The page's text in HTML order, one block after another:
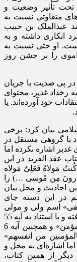
تحت تأثیر وضعیت و
متقاوتی نسبت به
عبدالملک بن حبیب
انکاری داشته و به
او حتی نسبت به
را بر جشن روز
در پی ضدیت با جریان
رخداد غدیر، محتوای
خود آورده‌اند. یا
بیان کرد: برخی
با گروهی مستقل در
اشاره نکرده اما
عقد الفرید در این
مَولاهُ فَعَلِیٌ مَولاه
مِن مُوسی …) را
احادیث و محل بیان
در این دسته جای
اسم ولی و مولی
برای خداوند عزوجل آن را به معنای ناصر گرفته و با استناد به آیه 55
مائده و نیز سخن شریف نبوی «انا ولی کل مؤمن» و همچنین آیه 6
من انفسهم»
اشاره‌ای به محل و
از همین کتاب،